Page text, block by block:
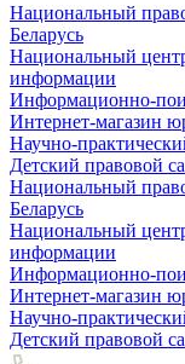
Национальный
Беларусь
Национальный
информации
Информационно-
Интернет-магазин
Научно-
Детский правовой
Национальный
Беларусь
Национальный
информации
Информационно-
Интернет-магазин
Научно-
Детский правовой